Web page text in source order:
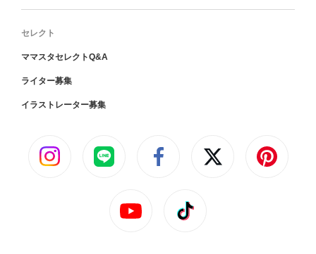
セレクト
ママスタセレクトQ&A
ライター募集
イラストレーター募集